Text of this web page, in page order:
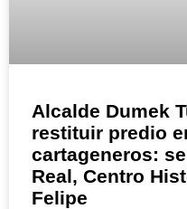
Alcalde Dumek
restituir predio
cartageneros:
Real, Centro
Felipe